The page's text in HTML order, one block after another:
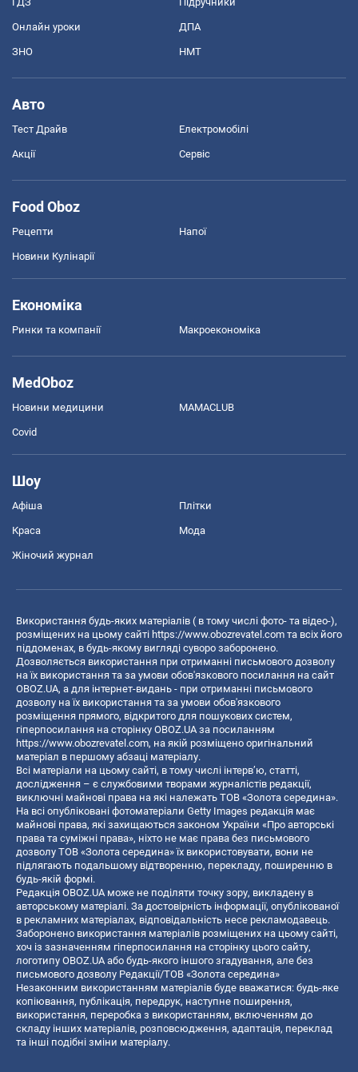
Онлайн уроки ДПА
ЗНО НМТ
Авто
Тест Драйв Електромобілі
Акції Сервіс
Food Oboz
Рецепти Напої
Новини Кулінарії
Економіка
Ринки та компанії Макроекономіка
MedOboz
Новини медицини MAMACLUB
Covid
Шоу
Афіша Плітки
Краса Мода
Жіночий журнал
Використання будь-яких матеріалів ( в тому числі фото- та відео-),
розміщених на цьому сайті https://www.obozrevatel.com та всіх його
піддоменах, в будь-якому вигляді суворо заборонено.
Дозволяється використання при отриманні письмового дозволу
на їх використання та за умови обов'язкового посилання на сайт
OBOZ.UA, а для інтернет-видань - при отриманні письмового
дозволу на їх використання та за умови обов'язкового
розміщення прямого, відкритого для пошукових систем,
гіперпосилання на сторінку OBOZ.UA за посиланням
https://www.obozrevatel.com, на якій розміщено оригінальний
матеріал в першому абзаці матеріалу.
Всі матеріали на цьому сайті, в тому числі інтерв’ю, статті,
дослідження – є службовими творами журналістів редакції,
виключні майнові права на які належать ТОВ «Золота середина».
На всі опубліковані фотоматеріали Getty Images редакція має
майнові права, які захищаються законом України «Про авторські
права та суміжні права», ніхто не має права без письмового
дозволу ТОВ «Золота середина» їх використовувати, вони не
підлягають подальшому відтворенню, перекладу, поширенню в
будь-якій формі.
Редакція OBOZ.UA може не поділяти точку зору, викладену в
авторському матеріалі. За достовірність інформації, опублікованої
в рекламних матеріалах, відповідальність несе рекламодавець.
Заборонено використання матеріалів розміщених на цьому сайті,
хоч із зазначенням гіперпосилання на сторінку цього сайту,
логотипу OBOZ.UA або будь-якого іншого згадування, але без
письмового дозволу Редакції/ТОВ «Золота середина»
Незаконним використанням матеріалів буде вважатися: будь-яке
копiювання, публiкацiя, передрук, наступне поширення,
використання, переробка з використанням, включенням до
складу інших матеріалів, розповсюдження, адаптація, переклад
та інші подібні зміни матеріалу.